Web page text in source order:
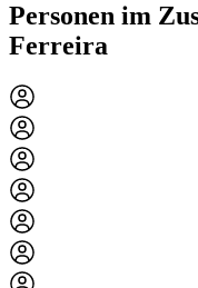
Personen im
Ferreira